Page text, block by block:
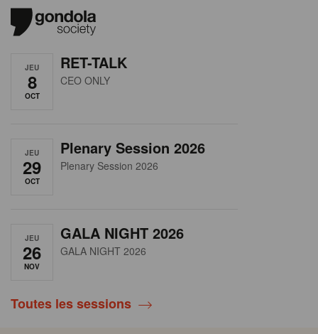
JEU
8
OCT
RET-TALK
CEO ONLY
JEU
29
OCT
Plenary Session 2026
Plenary Session 2026
JEU
26
NOV
GALA NIGHT 2026
GALA NIGHT 2026
Toutes les sessions